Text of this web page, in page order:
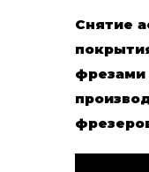
Снятие
фрезами